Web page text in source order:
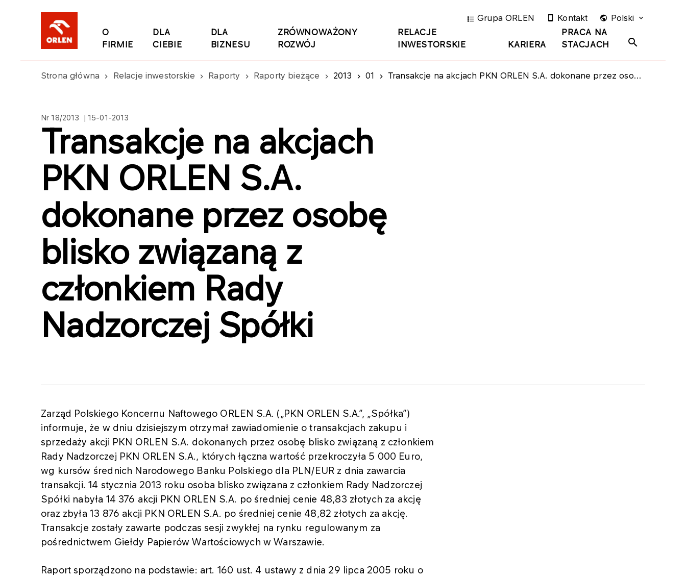
O
FIRMIE
DLA
CIEBIE
DLA
BIZNESU
ZRÓWNOWAŻONY
ROZWÓJ
RELACJE
INWESTORSKIE
KARIERA
PRACA NA
STACJACH
Grupa ORLEN Kontakt Polski
Strona główna Relacje inwestorskie Raporty Raporty bieżące 2013 01 Transakcje na akcjach PKN ORLEN S.A. dokonane przez osobę blisko związaną z członkiem Rady Nadzorczej Spółki
Nr 18/2013 | 15-01-2013
Transakcje na akcjach
PKN ORLEN S.A.
dokonane przez osobę
blisko związaną z
członkiem Rady
Nadzorczej Spółki
Zarząd Polskiego Koncernu Naftowego ORLEN S.A. („PKN ORLEN S.A.”, „Spółka”)
informuje, że w dniu dzisiejszym otrzymał zawiadomienie o transakcjach zakupu i
sprzedaży akcji PKN ORLEN S.A. dokonanych przez osobę blisko związaną z członkiem
Rady Nadzorczej PKN ORLEN S.A., których łączna wartość przekroczyła 5 000 Euro,
wg kursów średnich Narodowego Banku Polskiego dla PLN/EUR z dnia zawarcia
transakcji. 14 stycznia 2013 roku osoba blisko związana z członkiem Rady Nadzorczej
Spółki nabyła 14 376 akcji PKN ORLEN S.A. po średniej cenie 48,83 złotych za akcję
oraz zbyła 13 876 akcji PKN ORLEN S.A. po średniej cenie 48,82 złotych za akcję.
Transakcje zostały zawarte podczas sesji zwykłej na rynku regulowanym za
pośrednictwem Giełdy Papierów Wartościowych w Warszawie.
Raport sporządzono na podstawie: art. 160 ust. 4 ustawy z dnia 29 lipca 2005 roku o